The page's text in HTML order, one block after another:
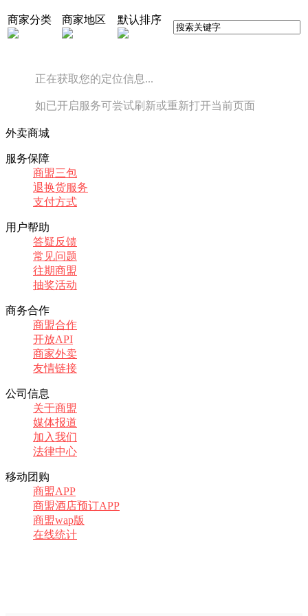
商家分类 商家地区 默认排序
正在获取您的定位信息...
如已开启服务可尝试刷新或重新打开当前页面
外卖商城
服务保障
商盟三包
退换货服务
支付方式
用户帮助
答疑反馈
常见问题
往期商盟
抽奖活动
商务合作
商盟合作
开放API
商家外卖
友情链接
公司信息
关于商盟
媒体报道
加入我们
法律中心
移动团购
商盟APP
商盟酒店预订APP
商盟wap版
在线统计